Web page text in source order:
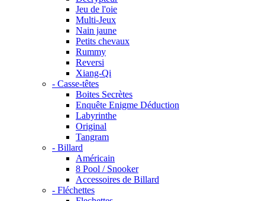
Jeu de l'oie
Multi-Jeux
Nain jaune
Petits chevaux
Rummy
Reversi
Xiang-Qi
- Casse-têtes
Boites Secrètes
Enquête Enigme Déduction
Labyrinthe
Original
Tangram
- Billard
Américain
8 Pool / Snooker
Accessoires de Billard
- Fléchettes